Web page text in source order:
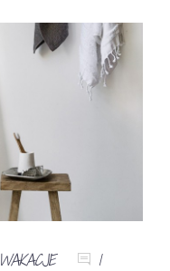
WAKACJE 1